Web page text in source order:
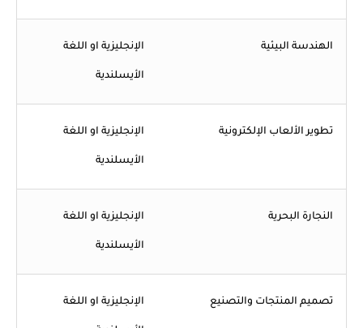
الهندسة البيئية الإنجليزية او اللغة
الأيسلندية
تطوير الألعاب الإلكترونية الإنجليزية او اللغة
الأيسلندية
النجارة البحرية الإنجليزية او اللغة
الأيسلندية
تصميم المنتجات والتصنيع الإنجليزية او اللغة